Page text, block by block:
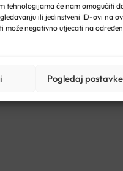
tehnologijama će nam omogućiti
ili jedinstveni ID-ovi na
može negativno utjecati na
Pogledaj postavke